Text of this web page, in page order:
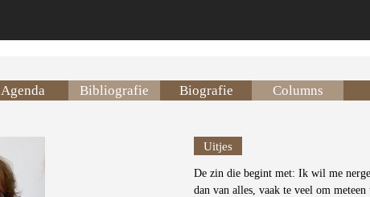
Agenda Bibliografie Biografie Columns
Uitjes
De zin die begint met: Ik wil me
dan van alles, vaak te veel om